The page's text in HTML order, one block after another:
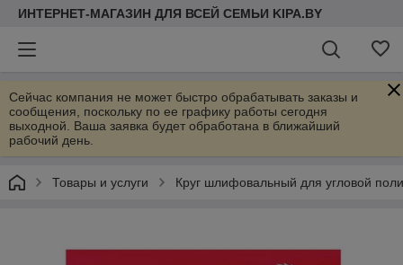
ИНТЕРНЕТ-МАГАЗИН ДЛЯ ВСЕЙ СЕМЬИ KIPA.BY
Сейчас компания не может быстро обрабатывать заказы и
сообщения, поскольку по ее графику работы сегодня
выходной. Ваша заявка будет обработана в ближайший
рабочий день.
Товары и услуги Круг шлифовальный для угловой